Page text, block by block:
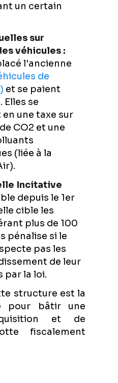
un certain
sur
véhicules :
l'ancienne
de
et se paient
Elles se
une taxe sur
CO2 et une
(liée à la
Incitative
depuis le 1er
cible les
plus de 100
pénalise si le
pas les
de leur
par la loi.
structure est la
pour bâtir une
et de
fiscalement